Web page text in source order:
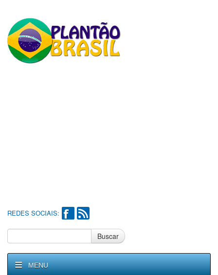
REDES SOCIAIS:
Buscar
MENU